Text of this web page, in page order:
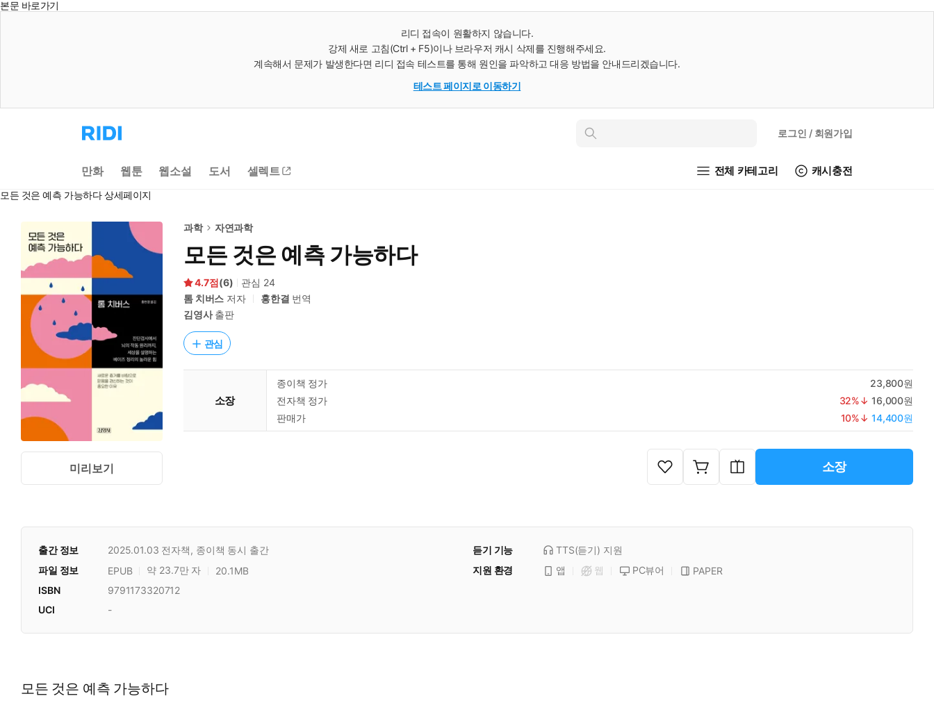
본문 바로가기
리디 접속이 원활하지 않습니다.
강제 새로 고침(Ctrl + F5)이나 브라우저 캐시 삭제를 진행해주세요.
계속해서 문제가 발생한다면 리디 접속 테스트를 통해 원인을 파악하고 대응 방법을 안내드리겠습니다.
테스트 페이지로 이동하기
리
디
으
로
동
인
로그인 / 회원가입
만화 웹툰 웹소설 도서 셀렉트 전체 카테고리 캐시충전
모든 것은 예측 가능하다 상세페이지
미리보기
과학 자연과학
모든 것은 예측 가능하다
4.7 (6) 관심 24
톰 치버스 저자 홍한결 번역
김영사출판
관심
소장
종이책 정가
23,800원
전자책 정가
32%↓ 16,000원
판매가
10%↓ 14,400원
소장
출간 정보 2025.01.03 전자책, 종이책 동시 출간 듣기 기능 TTS(듣기) 지원
파일 정보
EPUB 약 23.7만 자 20.1MB 지원 환경 앱 웹 PC뷰어
PAPER
ISBN
9791173320712
UCI
-
모든 것은 예측 가능하다